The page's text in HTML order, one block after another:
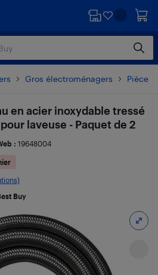
Gros électroménagers Pièces
en acier inoxydable tressé
laveuse - Paquet de 2
: 19648004
Buy